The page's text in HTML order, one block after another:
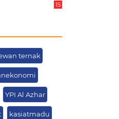
15
ternak
YPI Al Azhar
kasiatmadu